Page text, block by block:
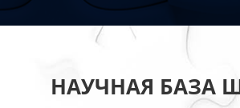
НАУЧНАЯ БАЗА